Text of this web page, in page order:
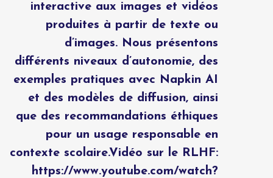
interactive aux images et vidéos
produites à partir de texte ou
d’images. Nous présentons
différents niveaux d’autonomie, des
exemples pratiques avec Napkin AI
et des modèles de diffusion, ainsi
que des recommandations éthiques
pour un usage responsable en
contexte scolaire.Vidéo sur le RLHF:
https://www.youtube.com/watch?